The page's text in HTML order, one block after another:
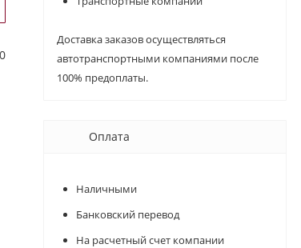
Доставка заказов осуществляться
автотранспортными компаниями после
100% предоплаты.
Оплата
Наличными
Банковский перевод
На расчетный счет компании